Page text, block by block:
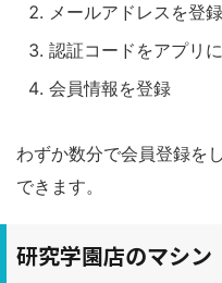
メールアドレスを登録
認証コードをアプリ
会員情報を登録
わずか数分で会員登録を
できます。
研究学園店のマシン